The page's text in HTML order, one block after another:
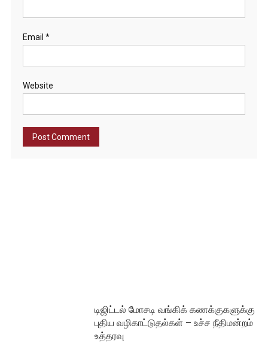
Email *
Website
டிஜிட்டல் மோசடி வங்கிக் கணக்குகளுக்கு
புதிய வழிகாட்டுதல்கள் – உச்ச நீதிமன்றம்
உத்தரவு